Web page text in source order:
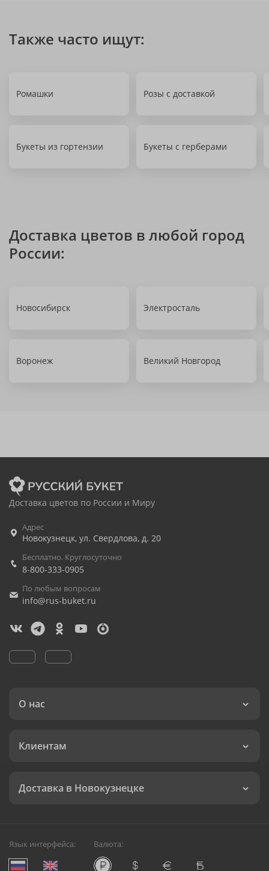
Также часто ищут:
Ромашки Розы с доставкой
Букеты из гортензии Букеты с герберами
Доставка цветов в любой город
России:
Новосибирск Электросталь
Воронеж Великий Новгород
Доставка цветов по России и Миру
Адрес
Новокузнецк, ул. Свердлова, д. 20
Бесплатно. Круглосуточно
8-800-333-0905
По любым вопросам
info@rus-buket.ru
О нас
Клиентам
Доставка в Новокузнецке
Язык интерфейса: Валюта: